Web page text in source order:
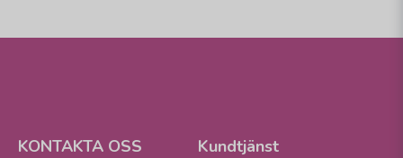
KONTAKTA OSS Kundtjänst